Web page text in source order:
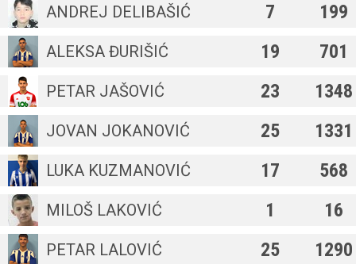
ANDREJ DELIBAŠIĆ 7 199
ALEKSA ĐURIŠIĆ 19 701
PETAR JAŠOVIĆ 23 1348
JOVAN JOKANOVIĆ 25 1331
LUKA KUZMANOVIĆ 17 568
MILOŠ LAKOVIĆ 1 16
PETAR LALOVIĆ 25 1290